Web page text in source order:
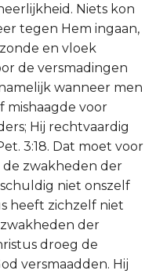
Niets kon
tegen Hem ingaan,
en vloek
de versmadingen
wanneer men
mishaagde voor
Hij rechtvaardig
3:18. Dat moet voor
de zwakheden der
niet onszelf
heeft zichzelf niet
der
droeg de
versmaadden. Hij